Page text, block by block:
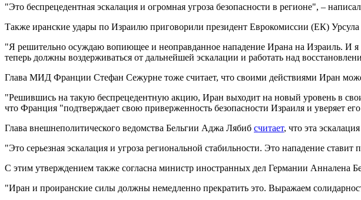
"Это беспрецедентная эскалация и огромная угроза безопасности в регионе", –
Также иранские удары по Израилю приговорили президент Еврокомиссии (ЕК)
"Я решительно осуждаю вопиющее и неоправданное нападение Ирана на Израиль. И
теперь должны воздерживаться от дальнейшей эскалации и работать над
Глава МИД Франции Стефан Сежурне тоже считает, что своими действиями Иран
"Решившись на такую беспрецедентную акцию, Иран выходит на новый уровень в
что Франция "подтверждает свою приверженность безопасности Израиля и уверяет
Глава внешнеполитического ведомства Бельгии Аджа Лябиб считает, что эта
"Это серьезная эскалация и угроза региональной стабильности. Это нападение
С этим утверждением также согласна министр иностранных дел Германии Анналена
"Иран и проиранские силы должны немедленно прекратить это. Выражаем